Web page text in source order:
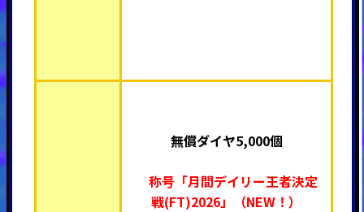
無償ダイヤ5,000個
称号「月間デイリー王者決定
戦(FT)2026」（NEW！）